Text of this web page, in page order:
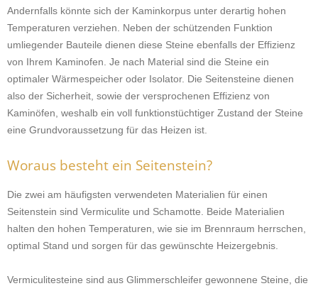
Andernfalls könnte sich der Kaminkorpus unter derartig hohen
Temperaturen verziehen. Neben der schützenden Funktion
umliegender Bauteile dienen diese Steine ebenfalls der Effizienz
von Ihrem Kaminofen. Je nach Material sind die Steine ein
optimaler Wärmespeicher oder Isolator. Die Seitensteine dienen
also der Sicherheit, sowie der versprochenen Effizienz von
Kaminöfen, weshalb ein voll funktionstüchtiger Zustand der Steine
eine Grundvoraussetzung für das Heizen ist.
Woraus besteht ein Seitenstein?
Die zwei am häufigsten verwendeten Materialien für einen
Seitenstein sind Vermiculite und Schamotte. Beide Materialien
halten den hohen Temperaturen, wie sie im Brennraum herrschen,
optimal Stand und sorgen für das gewünschte Heizergebnis.
Vermiculitesteine sind aus Glimmerschleifer gewonnene Steine, die